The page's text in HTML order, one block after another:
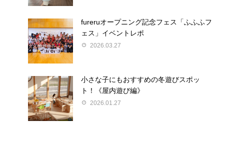
fureruオープニング記念フェス「ふふふフ
ェス」イベントレポ
2026.03.27
小さな子にもおすすめの冬遊びスポッ
ト！《屋内遊び編》
2026.01.27